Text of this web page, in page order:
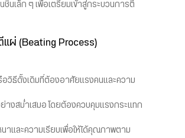
ชิ้นเล็ก ๆ เพื่อเตรียมเข้าสู่กระบวนการตี
ผ่ (Beating Process)
อวิธีดั้งเดิมที่ต้องอาศัยแรงคนและความ
างสม่ำเสมอ โดยต้องควบคุมแรงกระแทก
าและความเรียบเพื่อให้ได้คุณภาพตาม